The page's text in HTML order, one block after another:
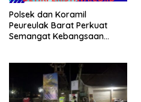
Polsek dan Koramil
Peureulak Barat Perkuat
Semangat Kebangsaan